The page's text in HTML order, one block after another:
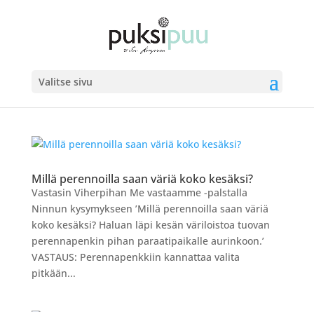
Valitse sivu
Millä perennoilla saan väriä koko kesäksi?
Vastasin Viherpihan Me vastaamme -palstalla
Ninnun kysymykseen ’Millä perennoilla saan väriä
koko kesäksi? Haluan läpi kesän väriloistoa tuovan
perennapenkin pihan paraatipaikalle aurinkoon.’
VASTAUS: Perennapenkkiin kannattaa valita
pitkään...